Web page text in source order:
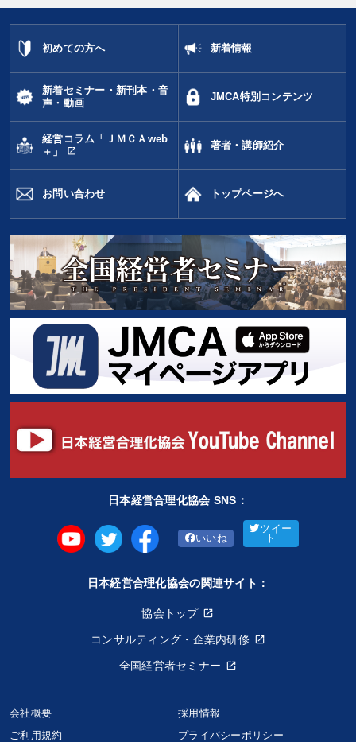
初めての方へ 新着情報
新着セミナー・新刊本・音
声・動画
JMCA特別コンテンツ
経営コラム「ＪＭＣＡweb
＋」
open_in_new
著者・講師紹介
お問い合わせ トップページへ
日本経営合理化協会 SNS：
いいね
ツイー
ト
日本経営合理化協会の関連サイト：
協会トップ
コンサルティング・企業内研修
全国経営者セミナー
会社概要
採用情報
ご利用規約
プライバシーポリシー